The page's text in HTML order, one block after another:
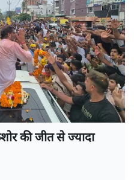
की जीत से ज्यादा